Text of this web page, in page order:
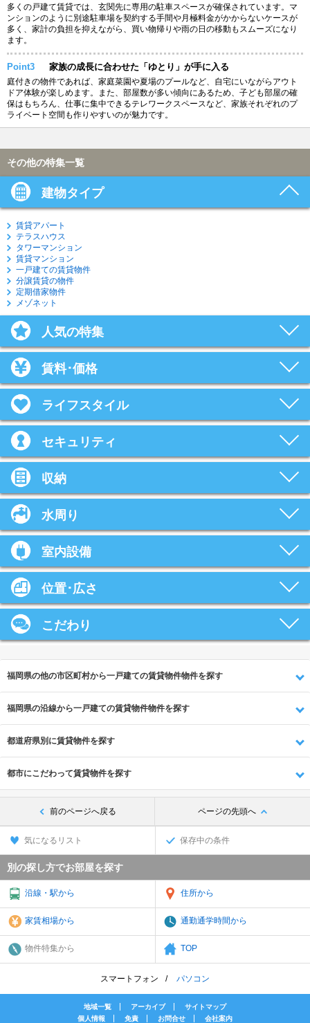
多くの戸建て賃貸では、玄関先に専用の駐車スペースが確保されています。マ
ンションのように別途駐車場を契約する手間や月極料金がかからないケースが
多く、家計の負担を抑えながら、買い物帰りや雨の日の移動もスムーズになり
ます。
Point3 家族の成長に合わせた「ゆとり」が手に入る
庭付きの物件であれば、家庭菜園や夏場のプールなど、自宅にいながらアウト
ドア体験が楽しめます。また、部屋数が多い傾向にあるため、子ども部屋の確
保はもちろん、仕事に集中できるテレワークスペースなど、家族それぞれのプ
ライベート空間も作りやすいのが魅力です。
その他の特集一覧
建物タイプ
賃貸アパート
テラスハウス
タワーマンション
賃貸マンション
一戸建ての賃貸物件
分譲賃貸の物件
定期借家物件
メゾネット
人気の特集
賃料･価格
ライフスタイル
セキュリティ
収納
水周り
室内設備
位置･広さ
こだわり
福岡県の他の市区町村から一戸建ての賃貸物件物件を探す
福岡県の沿線から一戸建ての賃貸物件物件を探す
都道府県別に賃貸物件を探す
都市にこだわって賃貸物件を探す
前のページへ戻る ページの先頭へ
気になるリスト 保存中の条件
別の探し方でお部屋を探す
沿線・駅から 住所から
家賃相場から 通勤通学時間から
物件特集から TOP
スマートフォン パソコン
地域一覧 アーカイブ
サイトマップ
個人情報
免責 お問合せ 会社案内